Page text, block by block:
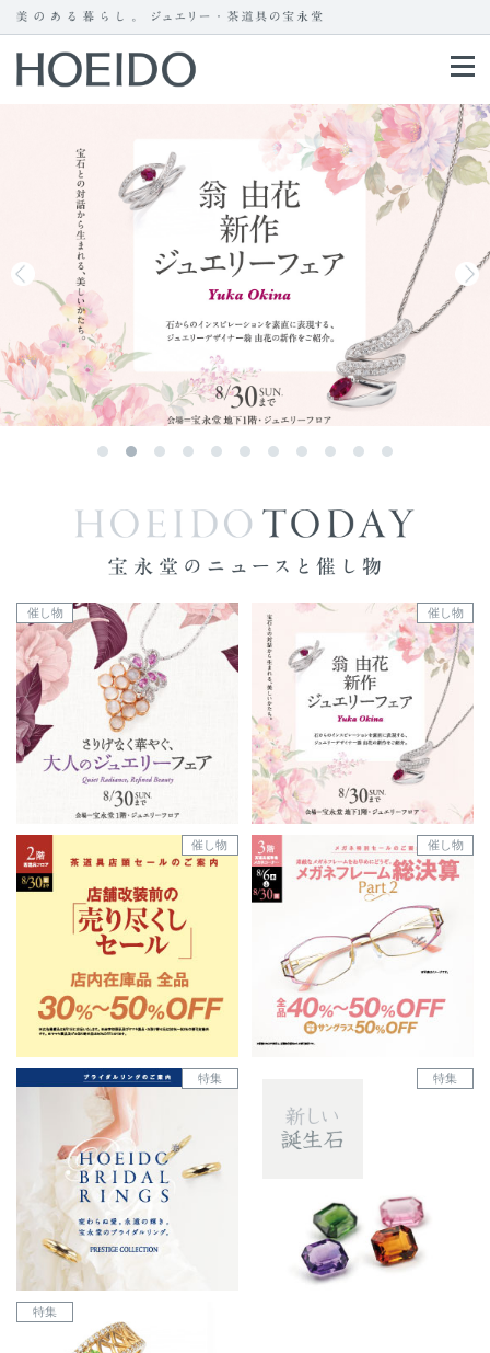
催し物 催し物
催し物 催し物
特集 特集
特集